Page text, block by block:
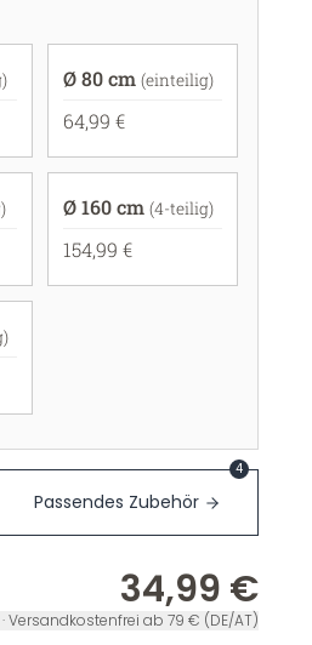
Ø 80 cm (einteilig)
64,99 €
Ø 160 cm (4-teilig)
154,99 €
Passendes Zubehör
4
34,99 €
· Versandkostenfrei ab 79 € (DE/AT)